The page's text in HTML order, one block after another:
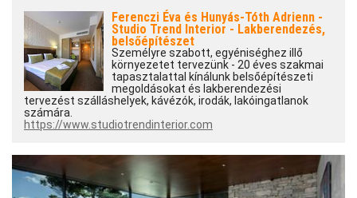
Ferenczi Éva és Hunyás-Tóth Adrienn -
Studio Trend Interior - Lakberendezés,
belsőépítészet
Személyre szabott, egyéniséghez illő
környezetet tervezünk - 20 éves szakmai
tapasztalattal kínálunk belsőépítészeti
megoldásokat és lakberendezési
tervezést szálláshelyek, kávézók, irodák, lakóingatlanok
számára.
https://www.studiotrendinterior.com